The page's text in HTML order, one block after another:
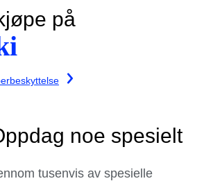
på
noe spesielt
tusenvis av spesielle